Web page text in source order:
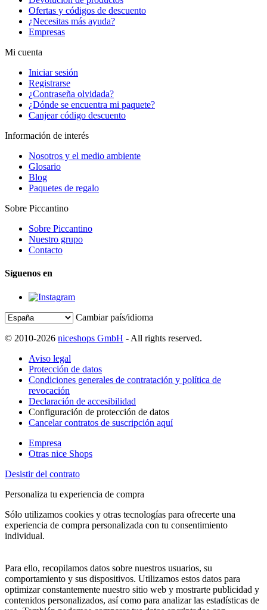
Ofertas y códigos de descuento
¿Necesitas más ayuda?
Empresas
Mi cuenta
Iniciar sesión
Registrarse
¿Contraseña olvidada?
¿Dónde se encuentra mi paquete?
Canjear código descuento
Información de interés
Nosotros y el medio ambiente
Glosario
Blog
Paquetes de regalo
Sobre Piccantino
Sobre Piccantino
Nuestro grupo
Contacto
Síguenos en
Cambiar país/idioma
© 2010-2026 niceshops GmbH - All rights reserved.
Aviso legal
Protección de datos
Condiciones generales de contratación y política de
revocación
Declaración de accesibilidad
Configuración de protección de datos
Cancelar contratos de suscripción aquí
Empresa
Otras nice Shops
Desistir del contrato
Personaliza tu experiencia de compra
Sólo utilizamos cookies y otras tecnologías para ofrecerte una
experiencia de compra personalizada con tu consentimiento
individual.
Para ello, recopilamos datos sobre nuestros usuarios, su
comportamiento y sus dispositivos. Utilizamos estos datos para
optimizar constantemente nuestro sitio web y mostrarte publicidad y
contenidos personalizados, así como para analizar las estadísticas de